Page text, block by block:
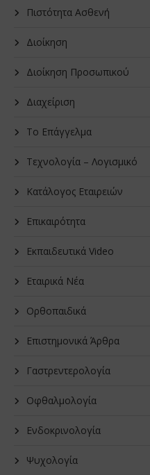
Πιστότητα Ασθενή
Διοίκηση
Διοίκηση Προσωπικού
Διαχείριση
Το Επάγγελμα
Τεχνολογία – Λογισμικό
Κατάλογος Εταιρειών
Επικαιρότητα
Εκπαιδευτικά Video
Εταιρικά Νέα
Oρθοπαιδικά
Επιστημονικά Άρθρα
Γαστρεντερολογία
Οφθαλμολογία
Ενδοκρινολογία
Ψυχολογία